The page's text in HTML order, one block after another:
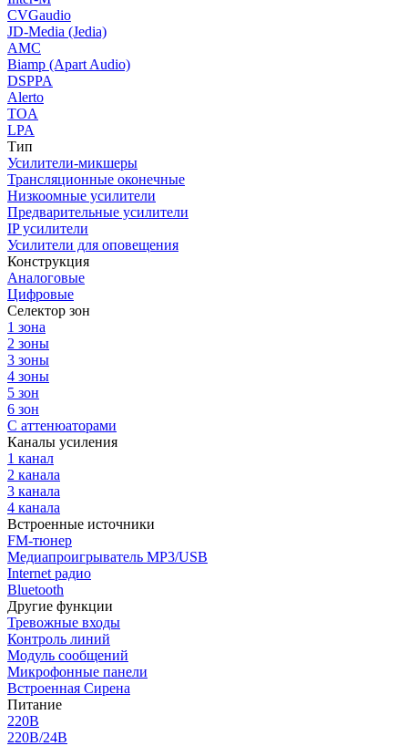
CVGaudio
JD-Media (Jedia)
AMC
Biamp (Apart Audio)
DSPPA
Alerto
TOA
LPA
Тип
Усилители-микшеры
Трансляционные оконечные
Низкоомные усилители
Предварительные усилители
IP усилители
Усилители для оповещения
Конструкция
Аналоговые
Цифровые
Селектор зон
1 зона
2 зоны
3 зоны
4 зоны
5 зон
6 зон
С аттенюаторами
Каналы усиления
1 канал
2 канала
3 канала
4 канала
Встроенные источники
FM-тюнер
Медиапроигрыватель MP3/USB
Internet радио
Bluetooth
Другие функции
Тревожные входы
Контроль линий
Модуль сообщений
Микрофонные панели
Встроенная Сирена
Питание
220В
220В/24В